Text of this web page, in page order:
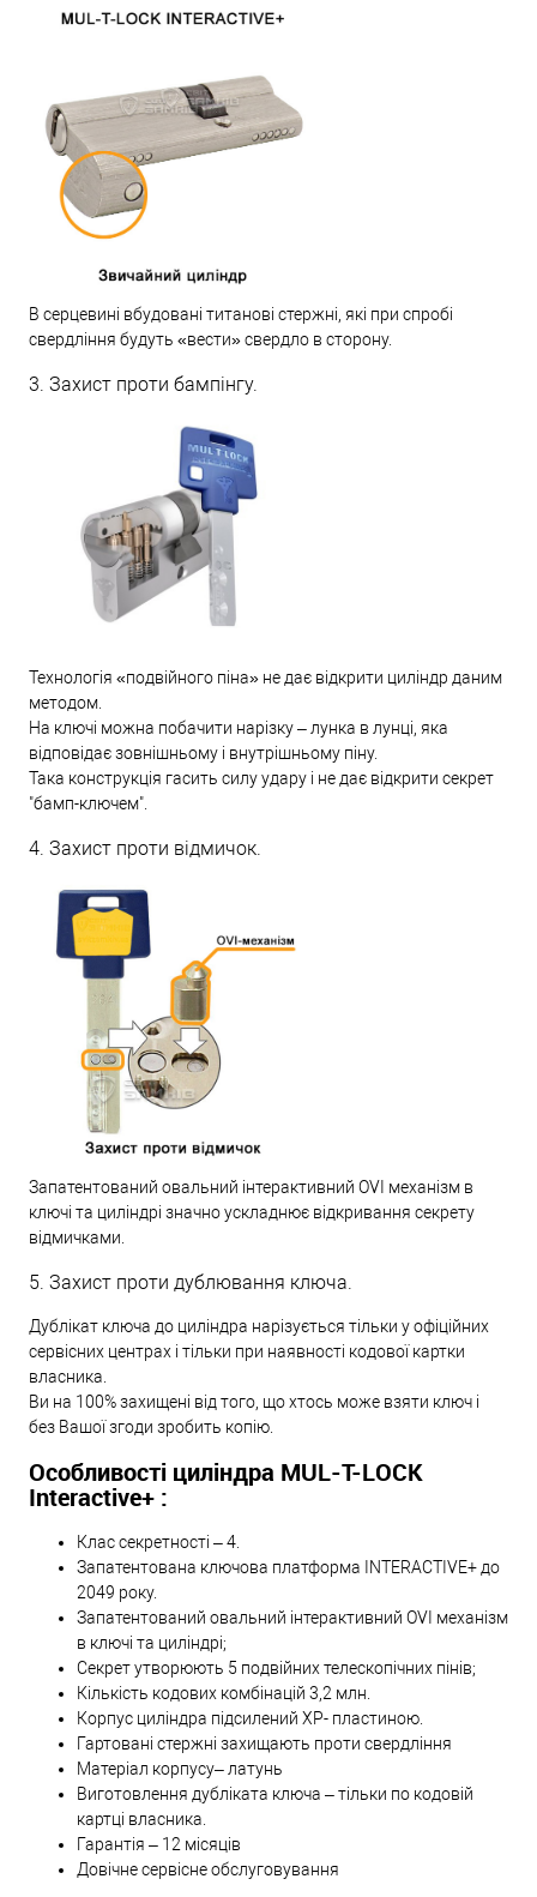
В серцевині вбудовані титанові стержні, які при спробі
свердління будуть «вести» свердло в сторону.
3. Захист проти бампінгу.
Технологія «подвійного піна» не дає відкрити циліндр даним
методом.
На ключі можна побачити нарізку – лунка в лунці, яка
відповідає зовнішньому і внутрішньому піну.
Така конструкція гасить силу удару і не дає відкрити секрет
"бамп-ключем".
4. Захист проти відмичок.
Запатентований овальний інтерактивний OVI механізм в
ключі та циліндрі значно ускладнює відкривання секрету
відмичками.
5. Захист проти дублювання ключа.
Дублікат ключа до циліндра нарізується тільки у офіційних
сервісних центрах і тільки при наявності кодової картки
власника.
Ви на 100% захищені від того, що хтось може взяти ключ і
без Вашої згоди зробить копію.
Особливості циліндра MUL-T-LOCK
Interactive+ :
Клас секретності – 4.
Запатентована ключова платформа INTERACTIVE+ до
2049 року.
Запатентований овальний інтерактивний OVI механізм
в ключі та циліндрі;
Секрет утворюють 5 подвійних телескопічних пінів;
Кількість кодових комбінацій 3,2 млн.
Корпус циліндра підсилений XP- пластиною.
Гартовані стержні захищають проти свердління
Матеріал корпусу– латунь
Виготовлення дубліката ключа – тільки по кодовій
картці власника.
Гарантія – 12 місяців
Довічне сервісне обслуговування